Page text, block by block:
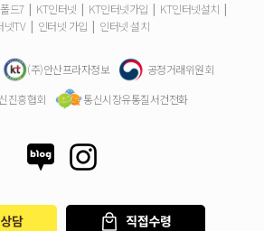
구매해야 하나요?
드폰과 같이 보내주시나요?
제는 몇살까지 가입할 수 있어요?
은 반납해야하나요?
할 금액은 어떻게 확인하나요?
드7 | KT인터넷 | KT인터넷가입 | KT인터넷설치 |
넷TV | 인터넷 가입 | 인터넷 설치
(주)안산프라자정보
공정거래위원회
진흥협회
통신시장유통질서건전화